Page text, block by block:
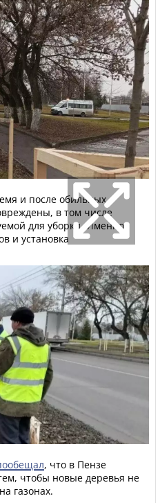
и после обильных
в том числе
для уборки. Именно
и установка
, что в Пензе
чтобы новые деревья не
газонах.